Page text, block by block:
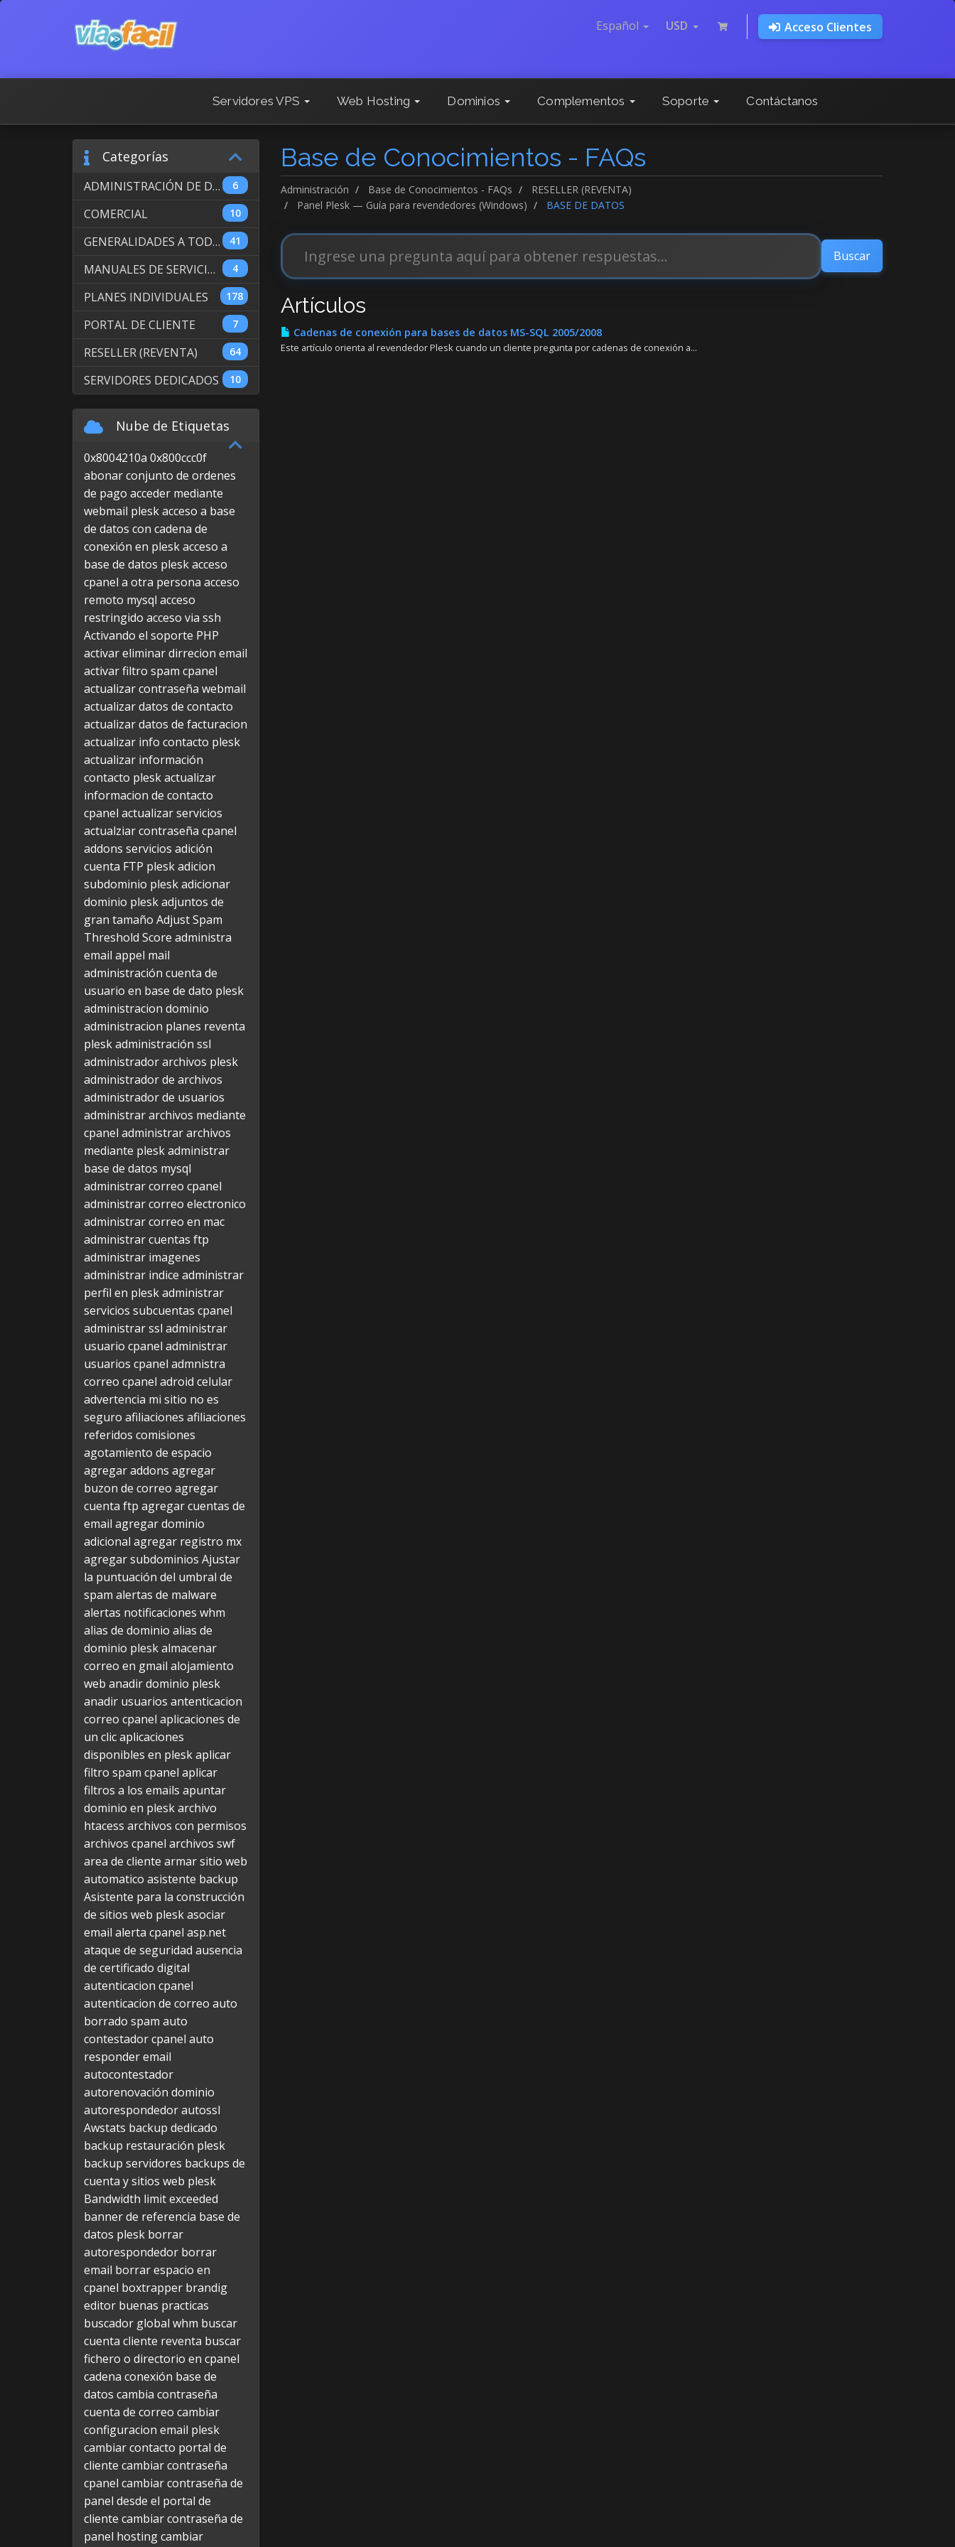
Español USD Acceso Clientes
Servidores VPS Web Hosting Dominios Complementos Soporte Contáctanos
Base de Conocimientos - FAQs
Administración Base de Conocimientos - FAQs
RESELLER (REVENTA)
Panel Plesk — Guía para revendedores (Windows)
BASE DE DATOS
Categorías
6
ADMINISTRACIÓN DE DOMINIOS INTERNACIONALES
10
COMERCIAL
41
GENERALIDADES A TODOS LOS SERVICIOS
4
MANUALES DE SERVICIO DE WEB HOSTING
178
PLANES INDIVIDUALES
7
PORTAL DE CLIENTE
64
RESELLER (REVENTA)
10
SERVIDORES DEDICADOS
Artículos
Cadenas de conexión para bases de datos MS-SQL 2005/2008
Este artículo orienta al revendedor Plesk cuando un cliente pregunta por cadenas de conexión a...
Nube de Etiquetas
0x8004210a 0x800ccc0f
abonar conjunto de ordenes
de pago acceder mediante
webmail pleskacceso a base
de datos con cadena de
conexión en pleskacceso a
base de datos pleskacceso
cpanel a otra persona acceso
remoto mysql acceso
restringido acceso via ssh
Activando el soporte PHP
activar eliminar dirrecion email
activar filtro spam cpanel
actualizar contraseña webmail
actualizar datos de contacto
actualizar datos de facturacion
actualizar info contacto plesk
actualizar información
contacto pleskactualizar
informacion de contacto
cpanel actualizar servicios
actualziar contraseña cpanel
addons servicios adición
cuenta FTP pleskadicion
subdominio pleskadicionar
dominio pleskadjuntos de
gran tamaño Adjust Spam
Threshold Score administra
email appel mail
administración cuenta de
usuario en base de dato plesk
administracion dominio
administracion planes reventa
pleskadministración ssl
administrador archivos plesk
administrador de archivos
administrador de usuarios
administrar archivos mediante
cpanel administrar archivos
mediante pleskadministrar
base de datos mysql
administrar correo cpanel
administrar correo electronico
administrar correo en mac
administrar cuentas ftp
administrar imagenes
administrar indice administrar
perfil en pleskadministrar
servicios subcuentas cpanel
administrar ssl administrar
usuario cpanel administrar
usuarios cpanel admnistra
correo cpanel adroid celular
advertencia mi sitio no es
seguro afiliaciones afiliaciones
referidos comisiones
agotamiento de espacio
agregar addons agregar
buzon de correo agregar
cuenta ftp agregar cuentas de
email agregar dominio
adicional agregar registro mx
agregar subdominios Ajustar
la puntuación del umbral de
spam alertas de malware
alertas notificaciones whm
alias de dominio alias de
dominio pleskalmacenar
correo en gmail alojamiento
web anadir dominio plesk
anadir usuarios antenticacion
correo cpanel aplicaciones de
un clicaplicaciones
disponibles en pleskaplicar
filtro spam cpanel aplicar
filtros a los emails apuntar
dominio en pleskarchivo
htacess archivos con permisos
archivos cpanel archivos swf
area de cliente armar sitio web
automatico asistente backup
Asistente para la construcción
de sitios web pleskasociar
email alerta cpanel asp.net
ataque de seguridad ausencia
de certificado digital
autenticacion cpanel
autenticacion de correo auto
borrado spam auto
contestador cpanel auto
responder email
autocontestador
autorenovación dominio
autorespondedorautossl
Awstats backup dedicado
backup restauración plesk
backup servidores backups de
cuenta y sitios web plesk
Bandwidth limit exceeded
banner de referencia base de
datos plesk borrar
autorespondedor borrar
email borrar espacio en
cpanel boxtrapper brandig
editor buenas practicas
buscador global whm buscar
cuenta cliente reventa buscar
fichero o directorio en cpanel
cadena conexión base de
datos cambia contraseña
cuenta de correo cambiar
configuracion email plesk
cambiar contacto portal de
cliente cambiar contraseña
cpanel cambiar contraseña de
panel desde el portal de
cliente cambiar contraseña de
panel hostingcambiar